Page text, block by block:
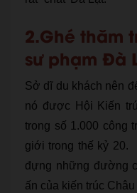
2.Ghé thăm
sư phạm Đà
Sở dĩ du khách nên
nó được Hội Kiến
trong số 1.000 công
giới trong thế kỷ 20.
đựng những đường
ấn của kiến trúc Châu